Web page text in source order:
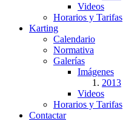
Videos
Horarios y Tarifas
Karting
Calendario
Normativa
Galerías
Imágenes
2013
Videos
Horarios y Tarifas
Contactar